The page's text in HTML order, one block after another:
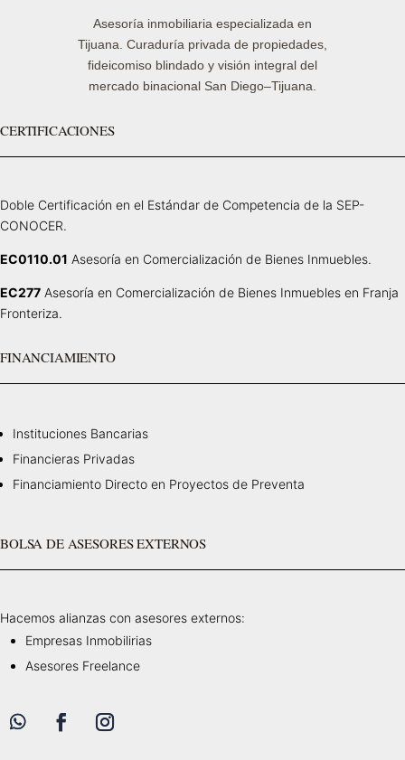
Asesoría inmobiliaria especializada en
Tijuana. Curaduría privada de propiedades,
fideicomiso blindado y visión integral del
mercado binacional San Diego–Tijuana.
CERTIFICACIONES
Doble Certificación en el Estándar de Competencia de la SEP-
CONOCER.
EC0110.01 Asesoría en Comercialización de Bienes Inmuebles.
EC277 Asesoría en Comercialización de Bienes Inmuebles en Franja
Fronteriza.
FINANCIAMIENTO
Instituciones Bancarias
Financieras Privadas
Financiamiento Directo en Proyectos de Preventa
BOLSA DE ASESORES EXTERNOS
Hacemos alianzas con asesores externos:
Empresas Inmobilirias
Asesores Freelance